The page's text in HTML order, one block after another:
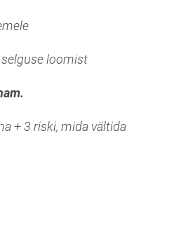
loomist
+ 3 riski, mida vältida